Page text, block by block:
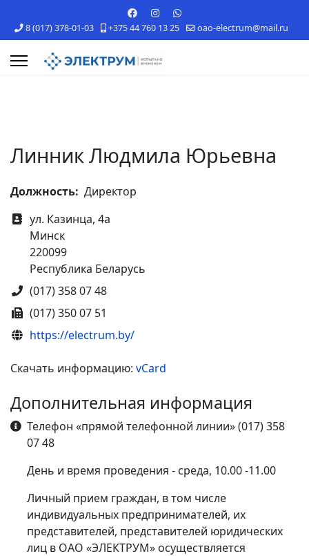
8 (017) 378-01-03 +375 44 760 13 25 oao-electrum@mail.ru
Линник Людмила Юрьевна
Должность: Директор
Адрес
ул. Казинца, 4а
Минск
220099
Республика Беларусь
Телефон
(017) 358 07 48
Факс
(017) 350 07 51
Сайт
https://electrum.by/
Скачать информацию: vCard
Дополнительная информация
Дополнительная информация
Телефон «прямой телефонной линии» (017) 358
07 48
День и время проведения - среда, 10.00 -11.00
Личный прием граждан, в том числе
индивидуальных предпринимателей, их
представителей, представителей юридических
лиц в ОАО «ЭЛЕКТРУМ» осуществляется